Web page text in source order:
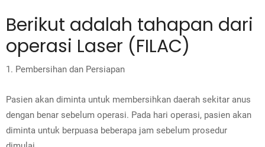
Berikut adalah tahapan dari
operasi Laser (FILAC)
1. Pembersihan dan Persiapan
Pasien akan diminta untuk membersihkan daerah sekitar anus
dengan benar sebelum operasi. Pada hari operasi, pasien akan
diminta untuk berpuasa beberapa jam sebelum prosedur